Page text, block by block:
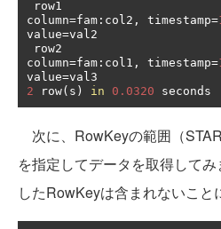
column=fam : col2 , timestamp=
value=val2
column=fam : col1 , timestamp=
value=
2 row( s ) in 0.0320 seconds
次に、RowKeyの範囲（
を指定してデータを取得して
したRowKeyは含まれないこと